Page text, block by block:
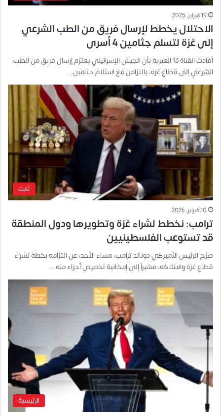
19 فبراير، 2025
الاحتلال يخطط لإرسال فريق من الطب الشرعي
إلى غزة لتسلم جثامين 4 أسرى
أفادت القناة 13 العبرية بأن الجيش الإسرائيلي يعتزم إرسال فريق من الطب
الشرعي إلى قطاع غزة، بالتزامن مع استلام جثامين…
ثابت
10 فبراير، 2025
ترامب: نخطط لشراء غزة وتطويرها ودول المنطقة
قد تستوعب الفلسطينيين
صرّح الرئيس الأميركي دونالد ترامب، مساء الأحد، عن التزامه بخطة لشراء
قطاع غزة وامتلاكه، مشيراً إلى إمكانية تخصيص أجزاء منه…
الرئيسية